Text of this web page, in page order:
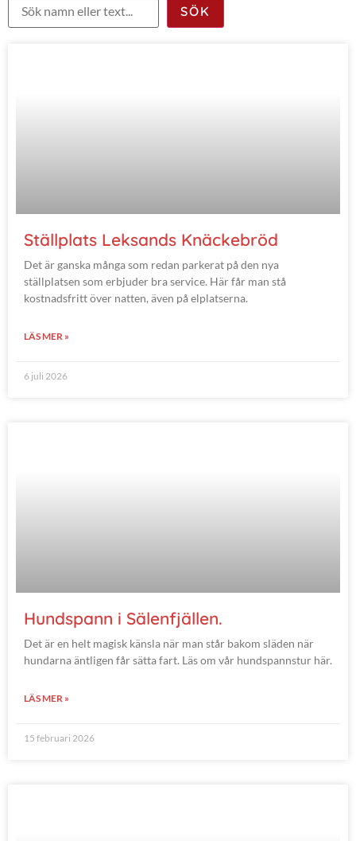
Ställplats Leksands Knäckebröd
Det är ganska många som redan parkerat på den nya
ställplatsen som erbjuder bra service. Här får man stå
kostnadsfritt över natten, även på elplatserna.
LÄS MER »
6 juli 2026
Hundspann i Sälenfjällen.
Det är en helt magisk känsla när man står bakom släden när
hundarna äntligen får sätta fart. Läs om vår hundspannstur här.
LÄS MER »
15 februari 2026